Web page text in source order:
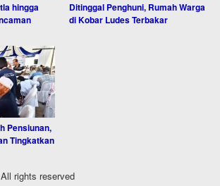
hingga
Ditinggal Penghuni, Rumah Warga
di Kobar Ludes Terbakar
Pensiunan,
Tingkatkan
rights reserved